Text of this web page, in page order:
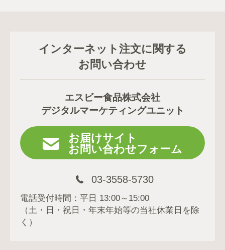
インターネット注文に関する
お問い合わせ
エスビー食品株式会社
デジタルマーケティングユニット
お届けサイト
お問い合わせフォーム
03-3558-5730
電話受付時間：平日 13:00～15:00
（土・日・祝日・年末年始等の当社休業日を除
く）